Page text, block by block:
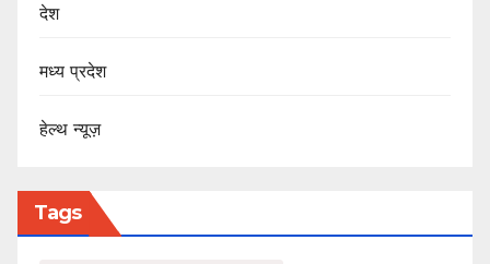
देश
मध्य प्रदेश
हेल्थ न्यूज़
Tags